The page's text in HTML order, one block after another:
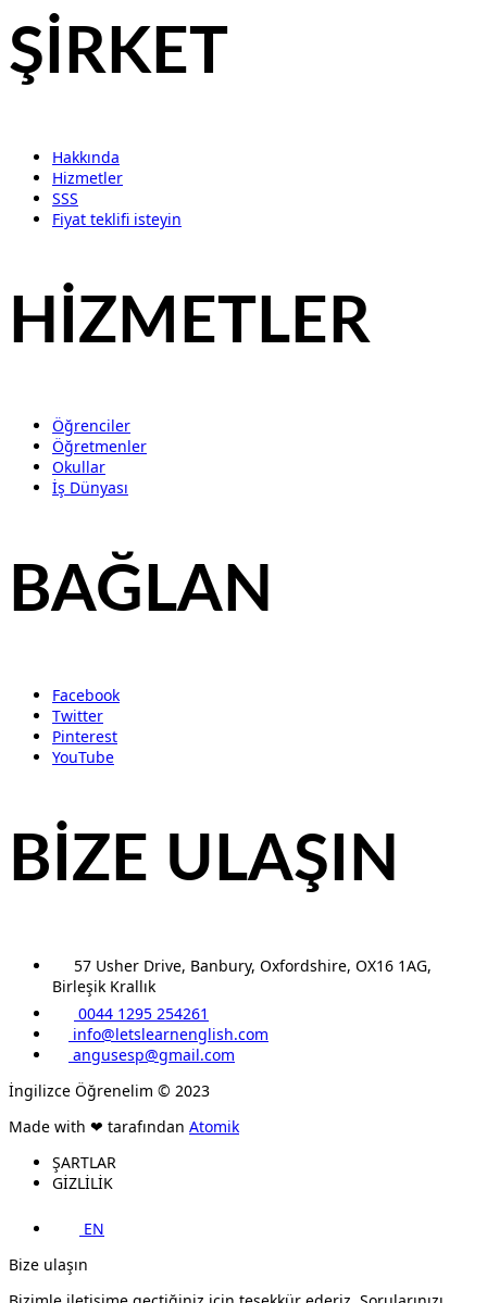
ŞİRKET
Hakkında
Hizmetler
SSS
Fiyat teklifi isteyin
HİZMETLER
Öğrenciler
Öğretmenler
Okullar
İş Dünyası
BAĞLAN
Facebook
Twitter
Pinterest
YouTube
BİZE ULAŞIN
57 Usher Drive, Banbury, Oxfordshire, OX16 1AG,
Birleşik Krallık
0044 1295 254261
info@letslearnenglish.com
angusesp@gmail.com
İngilizce Öğrenelim © 2023
Made with ❤ tarafından Atomik
ŞARTLAR
GİZLİLİK
EN
Bize ulaşın